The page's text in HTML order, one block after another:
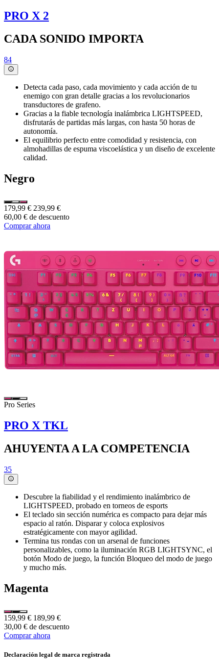
PRO X 2
CADA SONIDO IMPORTA
84
Detecta cada paso, cada movimiento y cada acción de tu
enemigo con gran detalle gracias a los revolucionarios
transductores de grafeno.
Gracias a la fiable tecnología inalámbrica LIGHTSPEED,
disfrutarás de partidas más largas, con hasta 50 horas de
autonomía.
El equilibrio perfecto entre comodidad y resistencia, con
almohadillas de espuma viscoelástica y un diseño de excelente
calidad.
Negro
179,99 € 239,99 €
60,00 € de descuento
Comprar ahora
Pro Series
PRO X TKL
AHUYENTA A LA COMPETENCIA
35
Descubre la fiabilidad y el rendimiento inalámbrico de
LIGHTSPEED, probado en torneos de esports
El teclado sin sección numérica es compacto para dejar más
espacio al ratón. Disparar y coloca explosivos
estratégicamente con mayor agilidad.
Termina tus rondas con un arsenal de funciones
personalizables, como la iluminación RGB LIGHTSYNC, el
botón Modo de juego, la función Bloqueo del modo de juego
y mucho más.
Magenta
159,99 € 189,99 €
30,00 € de descuento
Comprar ahora
Declaración legal de marca registrada